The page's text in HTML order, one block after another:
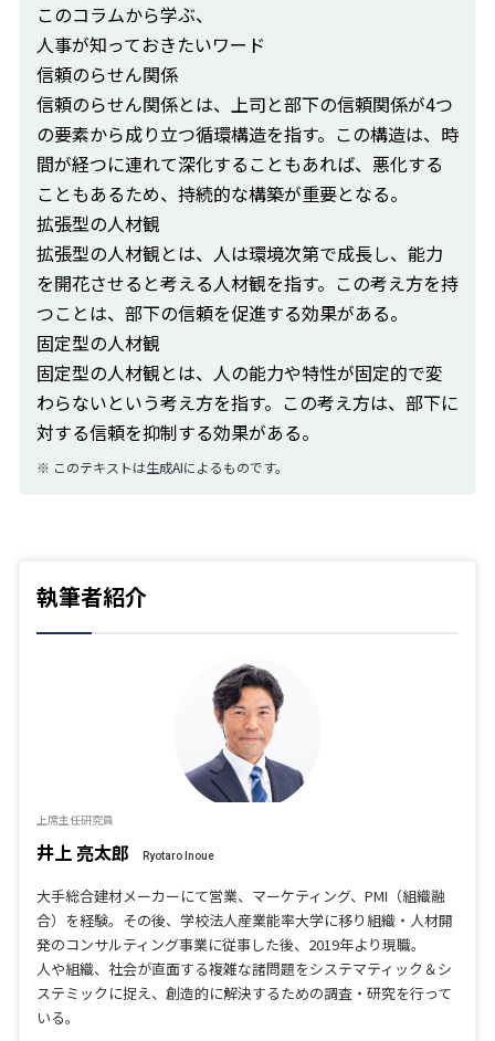
このコラムから学ぶ、
人事が知っておきたいワード
信頼のらせん関係
信頼のらせん関係とは、上司と部下の信頼関係が4つ
の要素から成り立つ循環構造を指す。この構造は、時
間が経つに連れて深化することもあれば、悪化する
こともあるため、持続的な構築が重要となる。
拡張型の人材観
拡張型の人材観とは、人は環境次第で成長し、能力
を開花させると考える人材観を指す。この考え方を持
つことは、部下の信頼を促進する効果がある。
固定型の人材観
固定型の人材観とは、人の能力や特性が固定的で変
わらないという考え方を指す。この考え方は、部下に
対する信頼を抑制する効果がある。
※ このテキストは生成AIによるものです。
執筆者紹介
上席主任研究員
井上 亮太郎 Ryotaro Inoue
大手総合建材メーカーにて営業、マーケティング、PMI（組織融
合）を経験。その後、学校法人産業能率大学に移り組織・人材開
発のコンサルティング事業に従事した後、2019年より現職。
人や組織、社会が直面する複雑な諸問題をシステマティック＆シ
ステミックに捉え、創造的に解決するための調査・研究を行って
いる。